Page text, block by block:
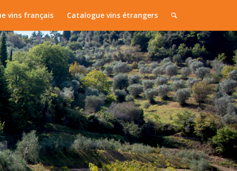
vins français Catalogue vins étrangers